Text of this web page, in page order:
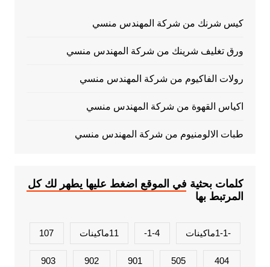
كيس شرنك من شركة المهندس منسي
ورق تغليف شرينك من شركة المهندس منسي
رولات الفاكيوم من شركة المهندس منسي
اكياس القهوة من شركة المهندس منسي
طبات الالومنيوم من شركة المهندس منسي
كلمات بحثية في الموقع اضغط عليها يطهر لك كل
المرتبط بها
-1-1ماكينات 1-4- 11ماكينات 107
404
505
901
902
903